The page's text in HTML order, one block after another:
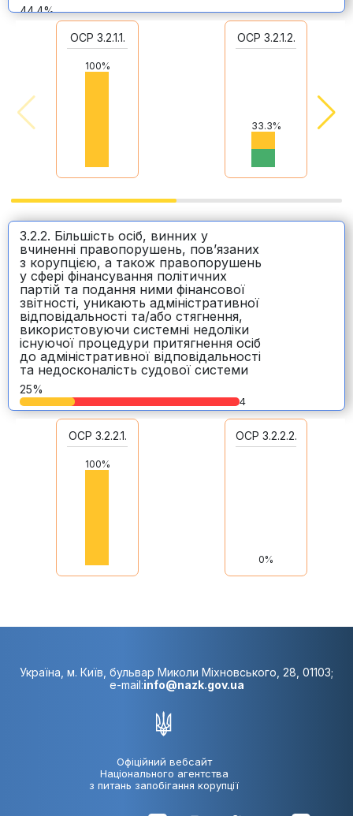
44.4%
9
ОСР 3.2.1.1.
100%
ОСР 3.2.1.2.
33.3%
3.2.2. Більшість осіб, винних у
вчиненні правопорушень, пов’язаних
з корупцією, а також правопорушень
у сфері фінансування політичних
партій та подання ними фінансової
звітності, уникають адміністративної
відповідальності та/або стягнення,
використовуючи системні недоліки
існуючої процедури притягнення осіб
до адміністративної відповідальності
та недосконалість судової системи
25%
4
ОСР 3.2.2.1.
100%
ОСР 3.2.2.2.
0%
Україна, м. Київ, бульвар Миколи Міхновського, 28, 01103;
e-mail:info@nazk.gov.ua
Офіційний вебсайт
Національного агентства
з питань запобігання корупції